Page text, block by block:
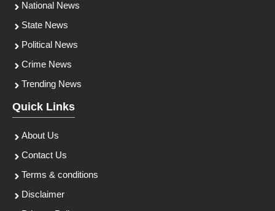
National News
State News
Political News
Crime News
Trending News
Quick Links
About Us
Contact Us
Terms & conditions
Disclaimer